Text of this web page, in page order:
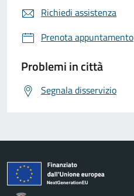
Richiedi assistenza
Prenota appuntamento
Problemi in città
Segnala disservizio